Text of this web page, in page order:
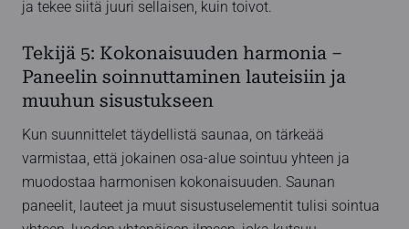
ja tekee siitä juuri sellaisen, kuin toivot.
Tekijä 5: Kokonaisuuden harmonia –
Paneelin soinnuttaminen lauteisiin ja
muuhun sisustukseen
Kun suunnittelet täydellistä saunaa, on tärkeää
varmistaa, että jokainen osa-alue sointuu yhteen ja
muodostaa harmonisen kokonaisuuden. Saunan
paneelit, lauteet ja muut sisustuselementit tulisi sointua